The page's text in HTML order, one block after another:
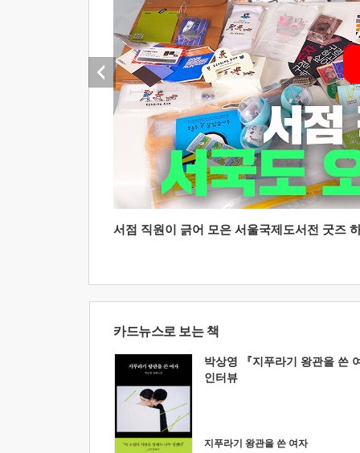
서점 직원이 긁어 모은 서울국제도서전 굿즈
카드뉴스로 보는 책
박상영 『지푸라기 왕관을 쓴
인터뷰
지푸라기 왕관을 쓴 여자